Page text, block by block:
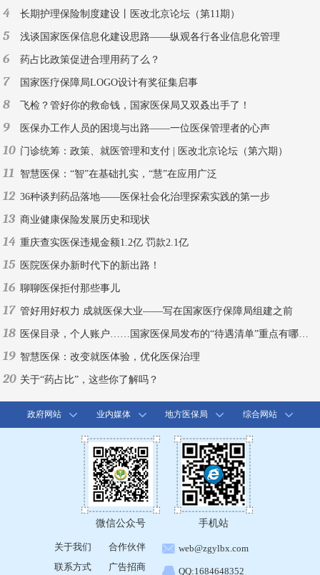
4 长期护理保险制度建设丨医改北京论坛（第11期）
5 浅谈国家医保信息化建设思路——纵观各行各业信息化管理
6 药占比政策促进合理用药了么？
7 国家医疗保障局LOGO设计有奖征集启事
8 飞检？管好你的救命钱，国家医保局又双叒出手了！
9 医保办工作人员的困境与出路——一位医保管理者的心声
10 门诊统筹：政策、就医管理和支付 | 医改北京论坛（第六期）
11 智慧医保：“智”在基础扎实，“慧”在应用广泛
12 36种谈判药品落地——医保社会化治理探索实践的第一步
13 商业健康保险发展历史和现状
14 重庆查实医保违规金额1.2亿 罚款2.1亿
15 医院医保办新时代下的新出路！
16 聊聊医保拒付那些事儿
17 管好用好权力 成就医保大业——写在国家医疗保障局组建之前
18 医保目录，个人账户……国家医保局发布的“待遇清单”重点有哪些？
19 智慧医保：改变就医体验，优化医保治理
20 关于“药占比”，这些你了解吗？
政府网站 业内媒体 地方医保局 综合网站
微信公众号 手机站
关于我们
联系方式
合作伙伴
广告招商
web@zgylbx.com
QQ:1684648352